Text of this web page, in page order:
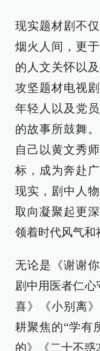
现实题材剧不
烟火人间，更
的人文关怀以
攻坚题材电视
年轻人以及党
的故事所鼓舞
自己以黄文秀
标，成为奔赴
现实，剧中人
取向凝聚起更
领着时代风气和
无论是《谢谢
剧中用医者仁心
喜》《小别离
耕聚焦的“学有
的》《二十不惑